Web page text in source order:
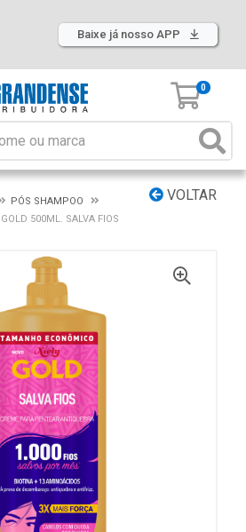
Baixe já nosso APP
0
VOLTAR
PÓS SHAMPOO
500ML. SALVA FIOS